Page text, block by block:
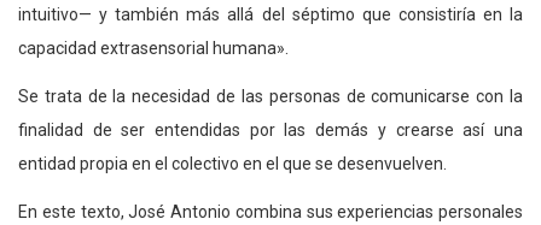
intuitivo— y también más allá del séptimo que consistiría en la
capacidad extrasensorial humana».
Se trata de la necesidad de las personas de comunicarse con la
finalidad de ser entendidas por las demás y crearse así una
entidad propia en el colectivo en el que se desenvuelven.
En este texto, José Antonio combina sus experiencias personales